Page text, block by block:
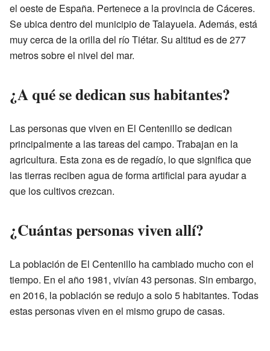
el oeste de España. Pertenece a la provincia de Cáceres.
Se ubica dentro del municipio de Talayuela. Además, está
muy cerca de la orilla del río Tiétar. Su altitud es de 277
metros sobre el nivel del mar.
¿A qué se dedican sus habitantes?
Las personas que viven en El Centenillo se dedican
principalmente a las tareas del campo. Trabajan en la
agricultura. Esta zona es de regadío, lo que significa que
las tierras reciben agua de forma artificial para ayudar a
que los cultivos crezcan.
¿Cuántas personas viven allí?
La población de El Centenillo ha cambiado mucho con el
tiempo. En el año 1981, vivían 43 personas. Sin embargo,
en 2016, la población se redujo a solo 5 habitantes. Todas
estas personas viven en el mismo grupo de casas.